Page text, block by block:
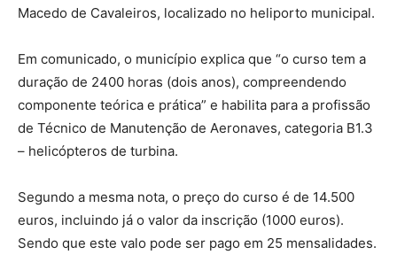
Macedo de Cavaleiros, localizado no heliporto municipal.
Em comunicado, o município explica que “o curso tem a
duração de 2400 horas (dois anos), compreendendo
componente teórica e prática” e habilita para a profissão
de Técnico de Manutenção de Aeronaves, categoria B1.3
– helicópteros de turbina.
Segundo a mesma nota, o preço do curso é de 14.500
euros, incluindo já o valor da inscrição (1000 euros).
Sendo que este valo pode ser pago em 25 mensalidades.